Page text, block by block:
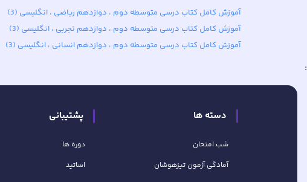
آموزش کامل کتاب‌ درسی متوسطه دوم ، دوازدهم ریاضی ، انگلیسی (3)
آموزش کامل کتاب‌ درسی متوسطه دوم ، دوازدهم تجربی ، انگلیسی (3)
آموزش کامل کتاب‌ درسی متوسطه دوم ، دوازدهم انسانی ، انگلیسی (3)
:
دسته ها
شب امتحان
آمادگی آزمون تیزهوشان
پشتیبانی
دوره ها
اساتید